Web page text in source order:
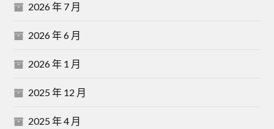
2026 年 7 月
2026 年 6 月
2026 年 1 月
2025 年 12 月
2025 年 4 月